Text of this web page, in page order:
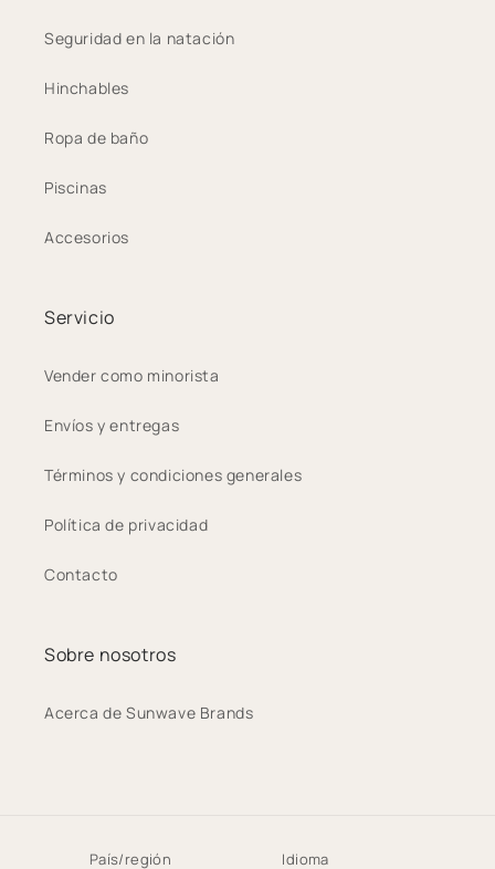
Seguridad en la natación
Hinchables
Ropa de baño
Piscinas
Accesorios
Servicio
Vender como minorista
Envíos y entregas
Términos y condiciones generales
Política de privacidad
Contacto
Sobre nosotros
Acerca de Sunwave Brands
País/región Idioma